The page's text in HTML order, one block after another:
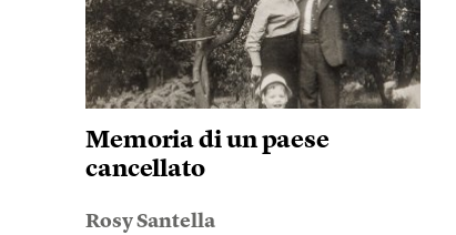
Memoria di un paese
cancellato
Rosy Santella